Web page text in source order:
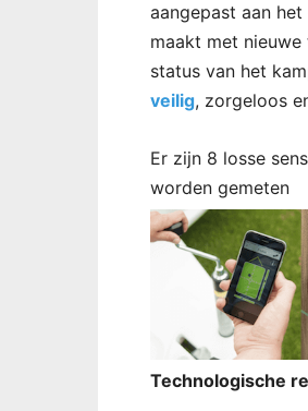
aangepast aan
maakt met
status van het
veilig, zorgeloos
Er zijn 8 losse
worden gemeten
Technologische